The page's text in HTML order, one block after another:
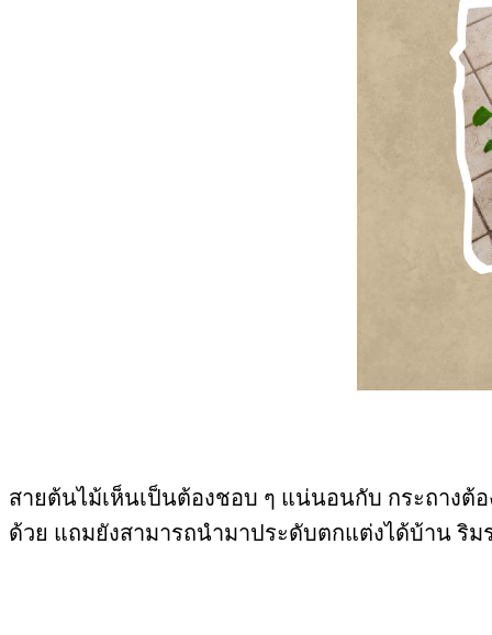
สายต้นไม้เห็นเป็นต้องชอบ ๆ แน่นอนกับ กระถางต้
ด้วย แถมยังสามารถนำมาประดับตกแต่งได้บ้าน ริ